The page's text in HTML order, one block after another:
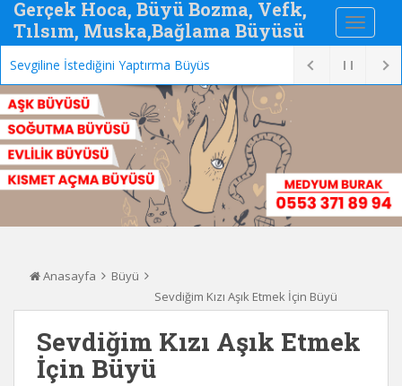
Gerçek Hoca, Büyü Bozma, Vefk,
Tılsım, Muska,Bağlama Büyüsü
Sevgiline İstediğini Yaptırma Büyüsü
Anasayfa
Büyü
Sevdiğim Kızı Aşık Etmek İçin Büyü
Sevdiğim Kızı Aşık Etmek
İçin Büyü